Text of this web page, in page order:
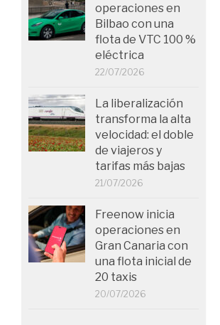
operaciones en
Bilbao con una
flota de VTC 100 %
eléctrica
22/07/2026
La liberalización
transforma la alta
velocidad: el doble
de viajeros y
tarifas más bajas
21/07/2026
Freenow inicia
operaciones en
Gran Canaria con
una flota inicial de
20 taxis
20/07/2026